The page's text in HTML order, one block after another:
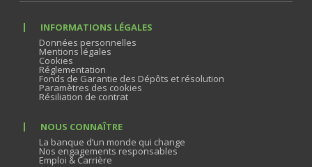
INFORMATIONS LÉGALES
Données personnelles
Mentions légales
Cookies
Réglementation
Fonds de Garantie des Dépôts et résolution
Paramètres des cookies
Résiliation de contrat
NOUS CONNAÎTRE
La banque d’un monde qui change
Nos engagements responsables
Emploi & Carrière